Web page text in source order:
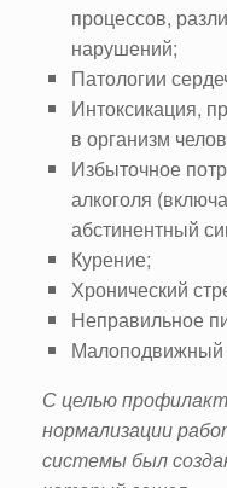
процессов,
нарушений;
Патологии
Интоксикация,
в организм
Избыточное
алкоголя
абстинентный
Курение;
Хронический
Неправильное
Малоподвижный
С целью
нормализации
системы был